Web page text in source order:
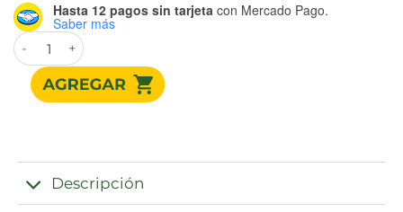
Hasta 12 pagos sin tarjeta con Mercado Pago.
Saber más
PRESTOBARBA 3 HOMBRE MAQ AFE ENV x 4 cantidad
Descripción